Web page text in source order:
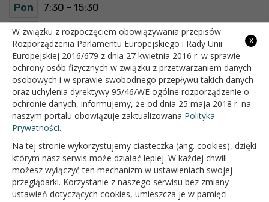
Pon 7:30 - 15:30
Wt 7:30 - 15:30
Śr 7:30 - 15:30
Czw 7:30 - 15:30
Pt 7:30 - 15:30
OFICJALNY SERWIS INTERNETOWY GMINY BIAŁOPOLE
x
W związku z rozpoczęciem obowiązywania przepisów
Rozporządzenia Parlamentu Europejskiego i Rady Unii
Europejskiej 2016/679 z dnia 27 kwietnia 2016 r. w sprawie
ochrony osób fizycznych w związku z przetwarzaniem danych
osobowych i w sprawie swobodnego przepływu takich danych
oraz uchylenia dyrektywy 95/46/WE ogólne rozporządzenie o
ochronie danych, informujemy, że od dnia 25 maja 2018 r. na
naszym portalu obowiązuje zaktualizowana Polityka
Prywatności.
Na tej stronie wykorzystujemy ciasteczka (ang. cookies), dzięki
którym nasz serwis może działać lepiej. W każdej chwili
możesz wyłączyć ten mechanizm w ustawieniach swojej
przeglądarki. Korzystanie z naszego serwisu bez zmiany
ustawień dotyczących cookies, umieszcza je w pamięci